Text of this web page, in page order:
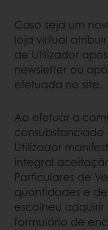
Caso seja um
loja virtual
de Utilizador
newsletter ou
efetuada no site.
Ao efetuar a
Utilizador
integral
Particulares de
quantidades e
escolheu
formulário de